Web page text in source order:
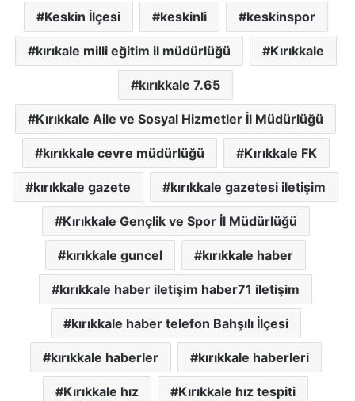
Keskin İlçesi keskinli keskinspor
kırıkale milli eğitim il müdürlüğü Kırıkkale
kırıkkale 7.65
Kırıkkale Aile ve Sosyal Hizmetler İl Müdürlüğü
kırıkkale cevre müdürlüğü Kırıkkale FK
kırıkkale gazete kırıkkale gazetesi iletişim
Kırıkkale Gençlik ve Spor İl Müdürlüğü
kırıkkale guncel kırıkkale haber
kırıkkale haber iletişim haber71 iletişim
kırıkkale haber telefon Bahşılı İlçesi
kırıkkale haberler kırıkkale haberleri
Kırıkkale hız Kırıkkale hız tespiti